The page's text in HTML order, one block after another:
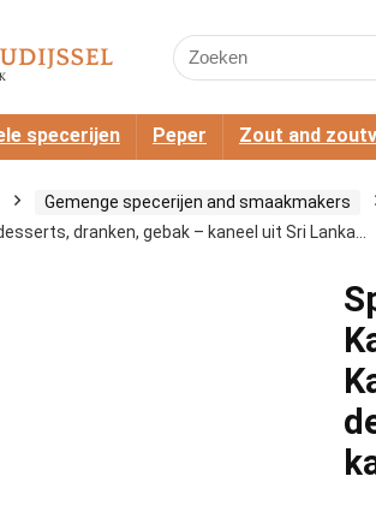
Search
for:
specerijen Peper Zout and
Gemenge specerijen and smaakmakers
dranken, gebak – kaneel uit Sri Lanka…